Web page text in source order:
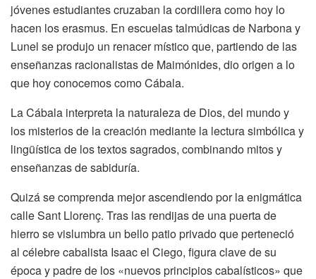
jóvenes estudiantes cruzaban la cordillera como hoy lo
hacen los erasmus. En escuelas talmúdicas de Narbona y
Lunel se produjo un renacer místico que, partiendo de las
enseñanzas racionalistas de Maimónides, dio origen a lo
que hoy conocemos como Cábala.
La Cábala interpreta la naturaleza de Dios, del mundo y
los misterios de la creación mediante la lectura simbólica y
lingüística de los textos sagrados, combinando mitos y
enseñanzas de sabiduría.
Quizá se comprenda mejor ascendiendo por la enigmática
calle Sant Llorenç. Tras las rendijas de una puerta de
hierro se vislumbra un bello patio privado que perteneció
al célebre cabalista Isaac el Ciego, figura clave de su
época y padre de los «nuevos principios cabalísticos» que